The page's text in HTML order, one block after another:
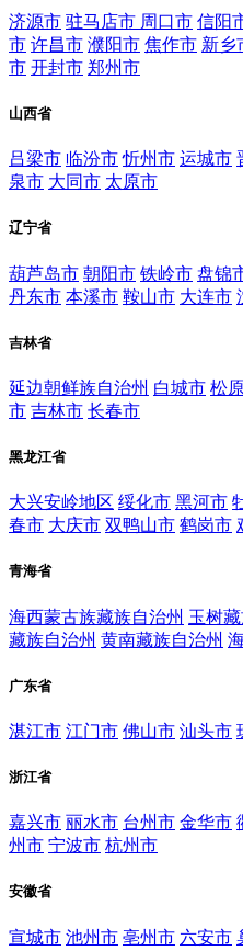
济源市 驻马店市 周口市 信阳
市 许昌市 濮阳市 焦作市 新乡
市 开封市 郑州市
山西省
吕梁市 临汾市 忻州市 运城市
泉市 大同市 太原市
辽宁省
葫芦岛市 朝阳市 铁岭市 盘锦
丹东市 本溪市 鞍山市 大连市
吉林省
延边朝鲜族自治州 白城市 松
市 吉林市 长春市
黑龙江省
大兴安岭地区 绥化市 黑河市
春市 大庆市 双鸭山市 鹤岗市
青海省
海西蒙古族藏族自治州 玉树
藏族自治州 黄南藏族自治州
广东省
湛江市 江门市 佛山市 汕头市
浙江省
嘉兴市 丽水市 台州市 金华市
州市 宁波市 杭州市
安徽省
宣城市 池州市 亳州市 六安市